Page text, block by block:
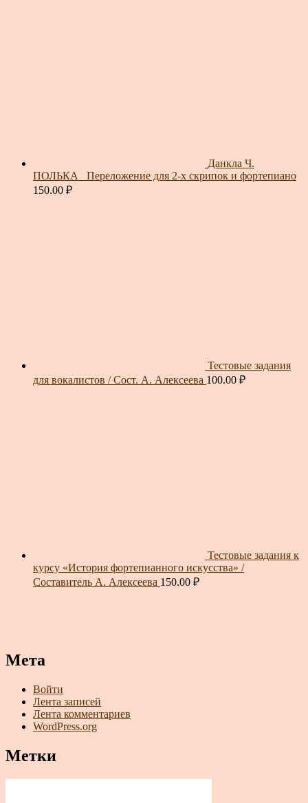
Данкла Ч.
ПОЛЬКА_ Переложение для 2-х скрипок и фортепиано
150.00 ₽
Тестовые задания
для вокалистов / Сост. А. Алексеева 100.00 ₽
Тестовые задания к
курсу «История фортепианного искусства» /
Составитель А. Алексеева 150.00 ₽
Мета
Войти
Лента записей
Лента комментариев
WordPress.org
Метки